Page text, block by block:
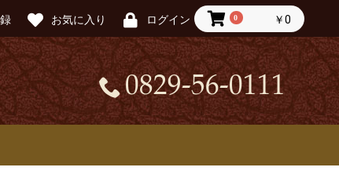
お気に入り ログイン 0 ￥0
0829-56-0111